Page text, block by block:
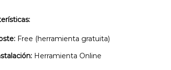
Free (herramienta gratuita)
Herramienta Online